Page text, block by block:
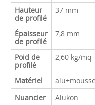
Hauteur
de profilé
37 mm
Épaisseur
de profilé
7,8 mm
Poid de
profilé
2,60 kg/mq
Matériel alu+mousse
Nuancier
Alukon